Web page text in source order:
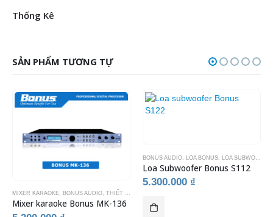
Mixer karaoke Bonus MK-136
5.300.000₫
5.300.000₫